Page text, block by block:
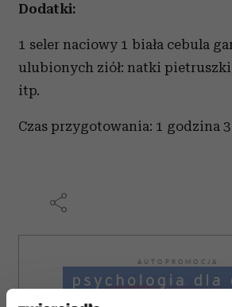
Dodatki:
1 seler naciowy 1 biała cebula
ulubionych ziół: natki
itp.
Czas przygotowania: 1 godzina
AUTOPROMOCJA